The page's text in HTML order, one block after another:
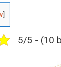
5/5 - (10